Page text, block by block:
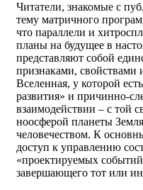
Читатели, знакомые с
тему матричного
что параллели и
планы на будущее в
представляют собой
признаками, свойствами
Вселенная, у которой
развития» и причинно-
взаимодействии – с той
ноосферой планеты
человечеством. К
доступ к управлению
«проектируемых
завершающего тот или